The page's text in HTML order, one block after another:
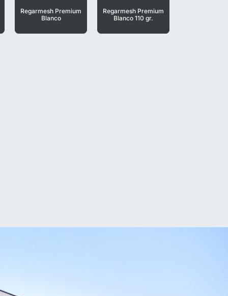
Regarmesh Premium
Blanco
Regarmesh Premium
Blanco 110 gr.